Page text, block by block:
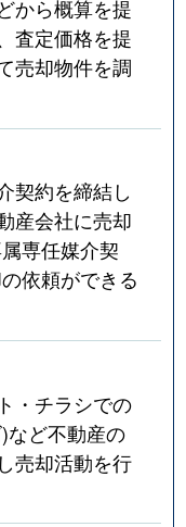
から概算を提
査定価格を提
売却物件を調
契約を締結し
産会社に売却
専任媒介契
依頼ができる
・チラシでの
など不動産の
売却活動を行